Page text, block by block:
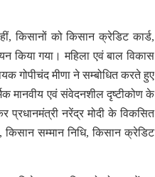
किसानों को किसान क्रेडिट कार्ड,
किया गया। महिला एवं बाल विकास
गोपीचंद मीणा ने सम्बोधित करते हुए
मानवीय एवं संवेदनशील दृष्टीकोण के
नरेंद्र मोदी के विकसित
सम्मान निधि, किसान क्रेडिट